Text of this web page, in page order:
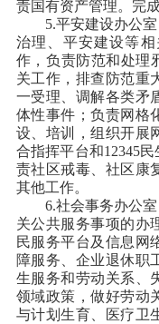
责国有资产管理。完
5.平安建设办公
治理、平安建设等
作，负责防范和处理
关工作，排查防范重
一受理、调解各类矛
体性事件；负责网格
设、培训，组织开展
合指挥平台和12345
责社区戒毒、社区康
其他工作。
6.社会事务办公
关公共服务事项的办
民服务平台及信息网
障服务、企业退休职
生服务和劳动关系、
领域政策，做好劳动
与计划生育、医疗卫